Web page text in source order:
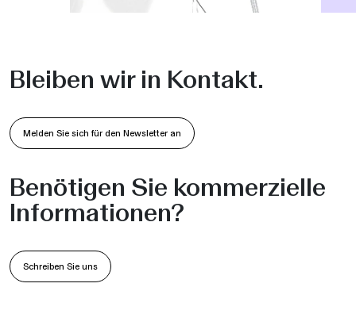
Bleiben wir in Kontakt.
Melden Sie sich für den Newsletter an
Benötigen Sie kommerzielle
Informationen?
Schreiben Sie uns